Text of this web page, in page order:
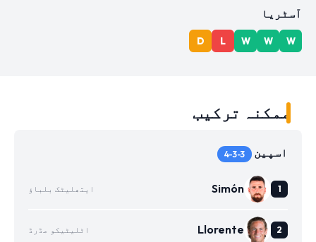
آسٹریا
W
W
W
L
D
ممکنہ ترکیب
اسپین 4-3-3
Simón ایتھلیٹک بلباؤ
Llorente اٹلیٹیکو مڈرڈ